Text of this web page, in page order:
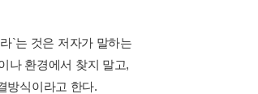
`는 것은 저자가 말하는
나 환경에서 찾지 말고,
방식이라고 한다.